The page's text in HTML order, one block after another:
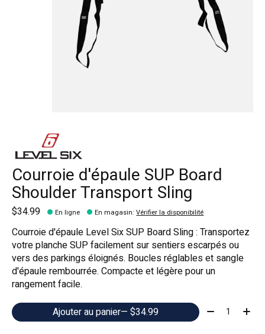
Courroie d'épaule SUP Board
Shoulder Transport Sling
$34.99 En ligne En magasin:Vérifier la disponibilité
Courroie d'épaule Level Six SUP Board Sling : Transportez
votre planche SUP facilement sur sentiers escarpés ou
vers des parkings éloignés. Boucles réglables et sangle
d'épaule rembourrée. Compacte et légère pour un
rangement facile.
Ajouter au panier
— $34.99 Quantité: